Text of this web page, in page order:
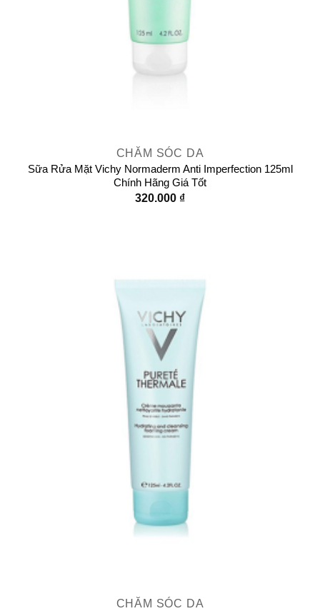
CHĂM SÓC DA
Sữa Rửa Mặt Vichy Normaderm Anti Imperfection 125ml
Chính Hãng Giá Tốt
320.000 ₫
CHĂM SÓC DA